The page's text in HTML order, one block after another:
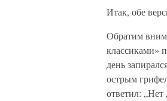
Итак, обе
Обратим
классиками»
день
острым
ответил: